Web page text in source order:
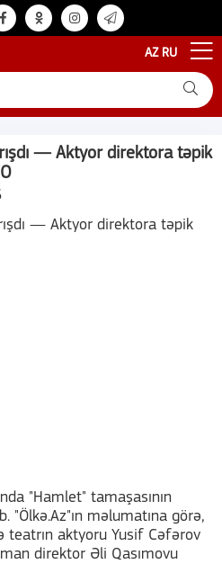
AZ RU
— Aktyor direktora təpik
"Hamlet" tamaşasının
"Ölkə.Az"ın məlumatına görə,
teatrın aktyoru Yusif Cəfərov
direktor Əli Qasımovu